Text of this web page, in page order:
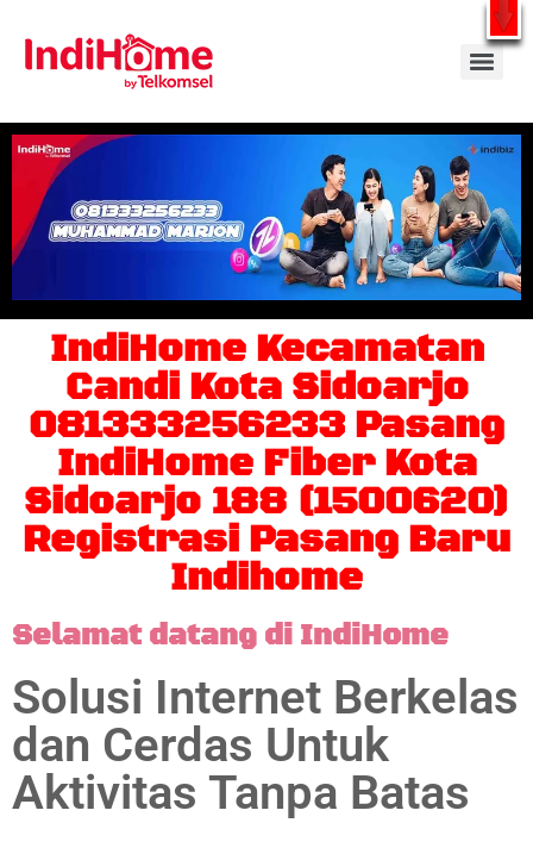
Gratis Pasang Dengan Bayar PDD2 | WiFi 200Rb an By Telkomsel
IndiHome Kecamatan
Candi Kota Sidoarjo
081333256233 Pasang
IndiHome Fiber Kota
Sidoarjo 188 (1500620)
Registrasi Pasang Baru
Indihome
Selamat datang di IndiHome
Solusi Internet Berkelas
dan Cerdas Untuk
Aktivitas Tanpa Batas